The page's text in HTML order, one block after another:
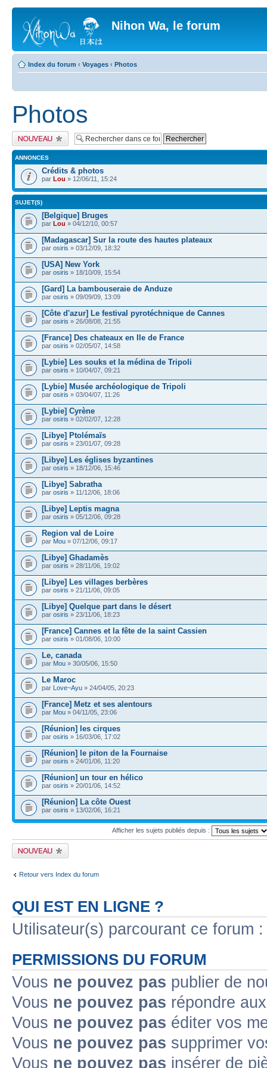
Nihon Wa, le forum
Index du forum ‹ Voyages ‹ Photos
Photos
Publier un nouveau
sujet
ANNONCES
Crédits & photos
par Lou » 12/06/11, 15:24
SUJET(S)
[Belgique] Bruges
par Lou » 04/12/10, 00:57
[Madagascar] Sur la route des hautes plateaux
par osiris » 03/12/09, 18:32
[USA] New York
par osiris » 18/10/09, 15:54
[Gard] La bambouseraie de Anduze
par osiris » 09/09/09, 13:09
[Côte d'azur] Le festival pyrotéchnique de Cannes
par osiris » 26/08/08, 21:55
[France] Des chateaux en Ile de France
par osiris » 02/05/07, 14:58
[Lybie] Les souks et la médina de Tripoli
par osiris » 10/04/07, 09:21
[Lybie] Musée archéologique de Tripoli
par osiris » 03/04/07, 11:26
[Lybie] Cyrène
par osiris » 02/02/07, 12:28
[Libye] Ptolémaïs
par osiris » 23/01/07, 09:28
[Libye] Les églises byzantines
par osiris » 18/12/06, 15:46
[Libye] Sabratha
par osiris » 11/12/06, 18:06
[Libye] Leptis magna
par osiris » 05/12/06, 09:28
Region val de Loire
par Mou » 07/12/06, 09:17
[Libye] Ghadamès
par osiris » 28/11/06, 19:02
[Libye] Les villages berbères
par osiris » 21/11/06, 09:05
[Libye] Quelque part dans le désert
par osiris » 23/11/06, 18:23
[France] Cannes et la fête de la saint Cassien
par osiris » 01/08/06, 10:00
Le, canada
par Mou » 30/05/06, 15:50
Le Maroc
par Love~Ayu » 24/04/05, 20:23
[France] Metz et ses alentours
par Mou » 04/11/05, 23:06
[Réunion] les cirques
par osiris » 16/03/06, 17:02
[Réunion] le piton de la Fournaise
par osiris » 24/01/06, 11:20
[Réunion] un tour en hélico
par osiris » 20/01/06, 14:52
[Réunion] La côte Ouest
par osiris » 13/02/06, 16:21
Afficher les sujets publiés depuis :
Publier un nouveau
sujet
Retour vers Index du forum
QUI EST EN LIGNE ?
Utilisateur(s) parcourant ce forum
PERMISSIONS DU FORUM
Vous ne pouvez pas publier de
Vous ne pouvez pas répondre
Vous ne pouvez pas éditer vos
Vous ne pouvez pas supprimer
Vous ne pouvez pas insérer de